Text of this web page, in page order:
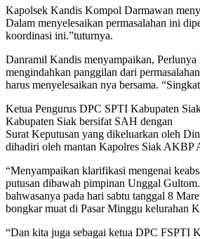
Kapolsek Kandis Kompol Darmawan
Dalam menyelesaikan permasalahan ini
koordinasi ini.”tuturnya.
Danramil Kandis menyampaikan,
mengindahkan panggilan dari
harus menyelesaikan nya bersama.
Ketua Pengurus DPC SPTI Kabupaten
Kabupaten Siak bersifat SAH dengan
Surat Keputusan yang dikeluarkan oleh
dihadiri oleh mantan Kapolres Siak AKBP
“Menyampaikan klarifikasi mengenai
putusan dibawah pimpinan Unggal
bahwasanya pada hari sabtu tanggal 8
bongkar muat di Pasar Minggu kelurahan
“Dan kita juga sebagai ketua DPC FSPTI